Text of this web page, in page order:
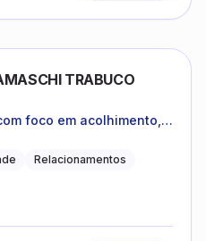
TRABUCO
foco em acolhimento,
Relacionamentos